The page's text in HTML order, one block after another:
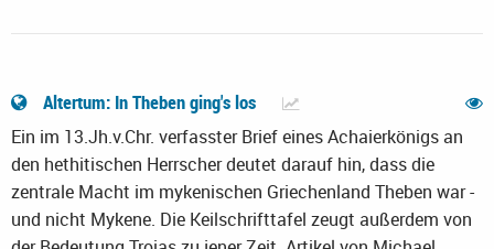
Altertum: In Theben ging's los
Ein im 13.Jh.v.Chr. verfasster Brief eines Achaierkönigs an
den hethitischen Herrscher deutet darauf hin, dass die
zentrale Macht im mykenischen Griechenland Theben war -
und nicht Mykene. Die Keilschrifttafel zeugt außerdem von